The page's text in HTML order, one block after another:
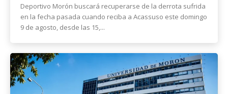
Deportivo Morón buscará recuperarse de la derrota sufrida
en la fecha pasada cuando reciba a Acassuso este domingo
9 de agosto, desde las 15,...